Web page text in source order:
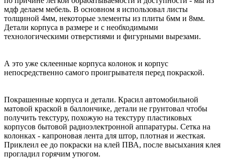
мдф делаем мебель. В основном я использовал листы
толщиной 4мм, некоторые элементы из плиты 6мм и 8мм.
Детали корпуса в размере и с необходимыми
технологическими отверстиями и фигурными вырезами.
А это уже склеенные корпуса колонок и корпус
непосредственно самого проигрывателя перед покраской.
Покрашенные корпуса и детали. Красил автомобильной
матовой краской в баллончике, детали не грунтовал чтобы
получить текстуру, похожую на текстуру пластиковых
корпусов бытовой радиоэлектронной аппаратуры. Сетка на
колонках - капроновая лента для штор, плотная и жесткая.
Приклеил ее до покраски на клей ПВА, после высыхания клея
прогладил горячим утюгом.